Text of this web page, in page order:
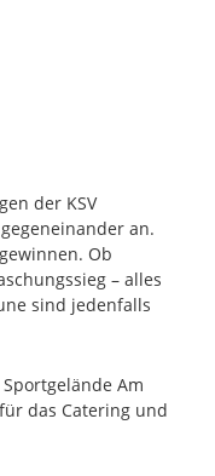
der KSV
an.
Ob
– alles
sind jedenfalls
Am
das Catering und